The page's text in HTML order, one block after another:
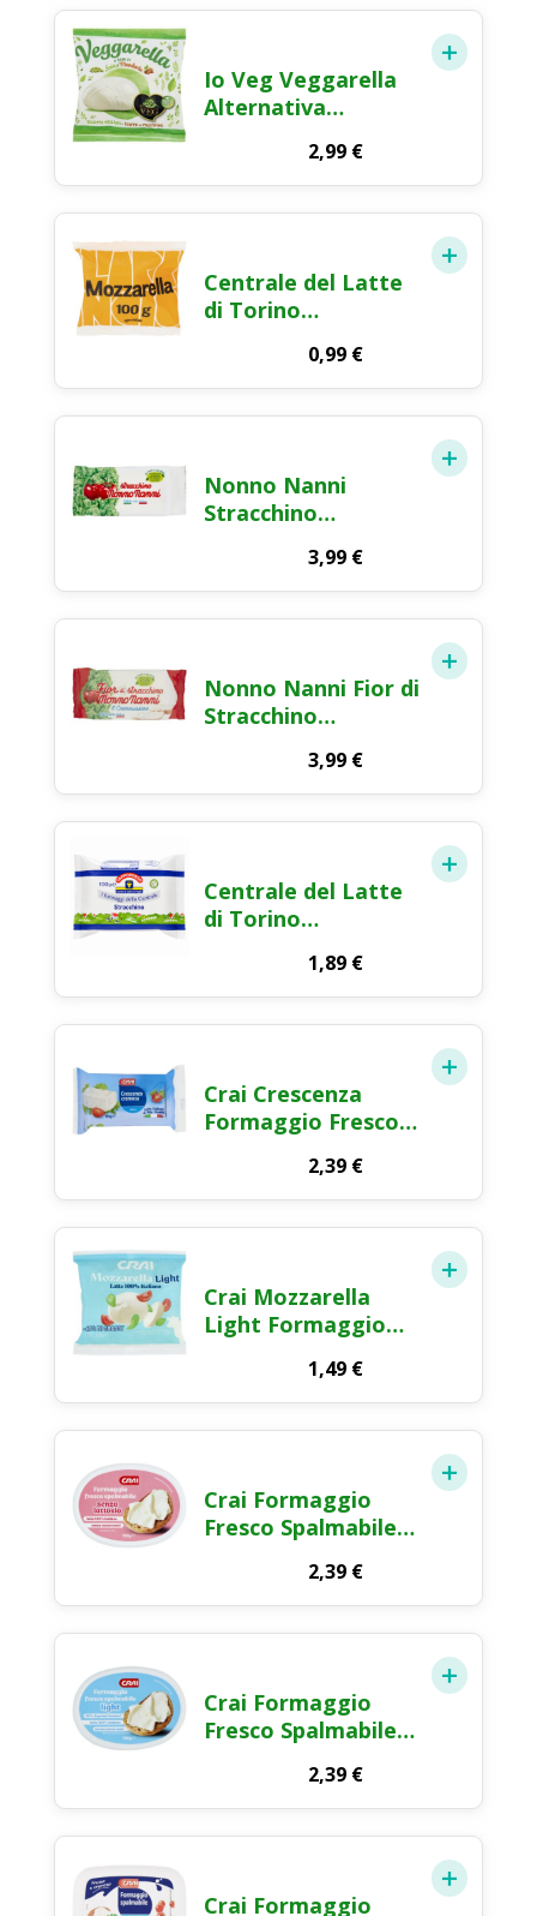
Io Veg Veggarella
Alternativa
Mozzarella 125g
2,99 €
Centrale del Latte
di Torino
Mozzarella Fior di
Latte Formaggio
Fresco 100g
0,99 €
Nonno Nanni
Stracchino
3,99 €
Nonno Nanni Fior di
Stracchino
3,99 €
Centrale del Latte
di Torino
Stracchino
Formaggio Molle
100g
1,89 €
Crai Crescenza
Formaggio Fresco
2,39 €
Crai Mozzarella
Light Formaggio
Filata 125g1,49 €
Crai Formaggio
Fresco Spalmabile
2,39 €
Crai Formaggio
Fresco Spalmabile
2,39 €
Crai Formaggio